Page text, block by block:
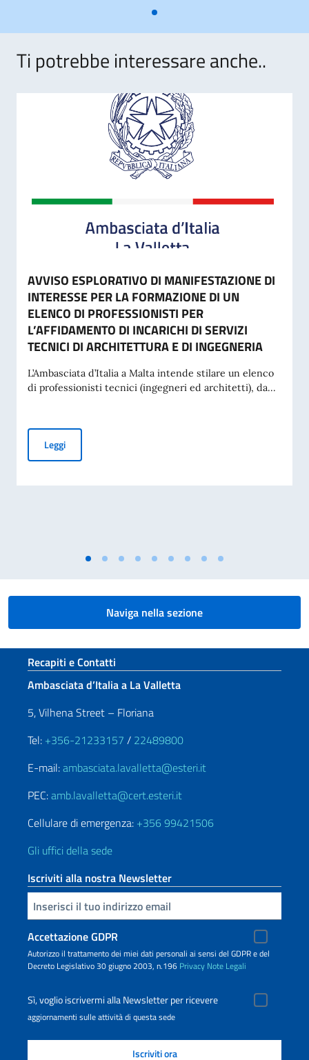
Ti potrebbe interessare anche..
AVVISO ESPLORATIVO DI MANIFESTAZIONE DI
INTERESSE PER LA FORMAZIONE DI UN
ELENCO DI PROFESSIONISTI PER
L’AFFIDAMENTO DI INCARICHI DI SERVIZI
TECNICI DI ARCHITETTURA E DI INGEGNERIA
L’Ambasciata d’Italia a Malta intende stilare un elenco
di professionisti tecnici (ingegneri ed architetti), da...
LeggiAVVISO ESPLORATIVO DI MANIFESTAZIONE DI
Naviga nella sezione
Sezione footer
Recapiti e Contatti
Ambasciata d’Italia a La Valletta
5, Vilhena Street – Floriana
Tel: +356-21233157 / 22489800
E-mail:ambasciata.lavalletta@esteri.it
PEC:amb.lavalletta@cert.esteri.it
Cellulare di emergenza: +356 99421506
Gli uffici della sede
Iscriviti alla nostra Newsletter
Inserisci la tua email
Accettazione GDPR
Autorizzo il trattamento dei miei dati personali ai sensi del GDPR e del
Decreto Legislativo 30 giugno 2003, n.196 Privacy Note Legali
Sì, voglio iscrivermi alla Newsletter per ricevere
aggiornamenti sulle attività di questa sede